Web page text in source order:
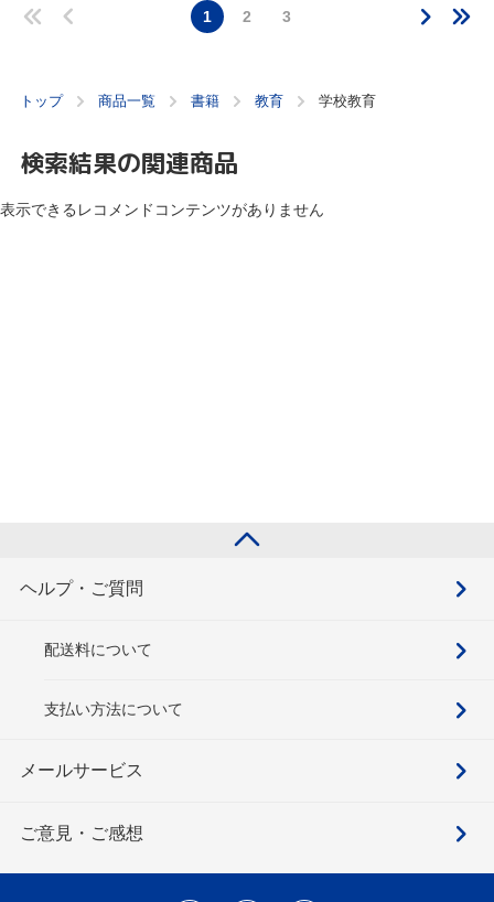
1 2 3
トップ 商品一覧 書籍 教育 学校教育
検索結果の関連商品
表示できるレコメンドコンテンツがありません
ヘルプ・ご質問
配送料について
支払い方法について
メールサービス
ご意見・ご感想